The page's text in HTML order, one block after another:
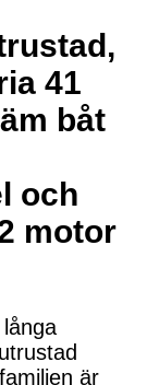
41
båt
och
motor
är